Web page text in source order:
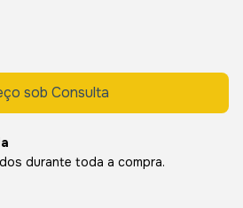
durante toda a compra.